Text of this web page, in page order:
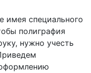
имея специального
полиграфия
нужно учесть